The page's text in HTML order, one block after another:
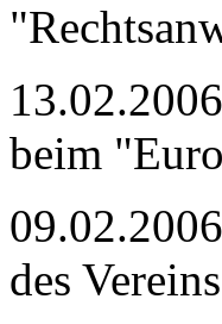
13.02.2006
beim
09.02.2006
des